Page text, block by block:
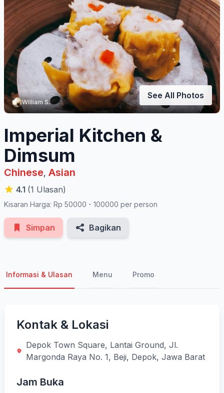
William S.
See All Photos
Imperial Kitchen &
Dimsum
Chinese, Asian
4.1 (1 Ulasan)
Kisaran Harga: Rp 50000 - 100000 per person
Simpan Bagikan
Informasi & Ulasan Menu Promo
Kontak & Lokasi
Depok Town Square, Lantai Ground, Jl.
Margonda Raya No. 1, Beji, Depok, Jawa Barat
Jam Buka